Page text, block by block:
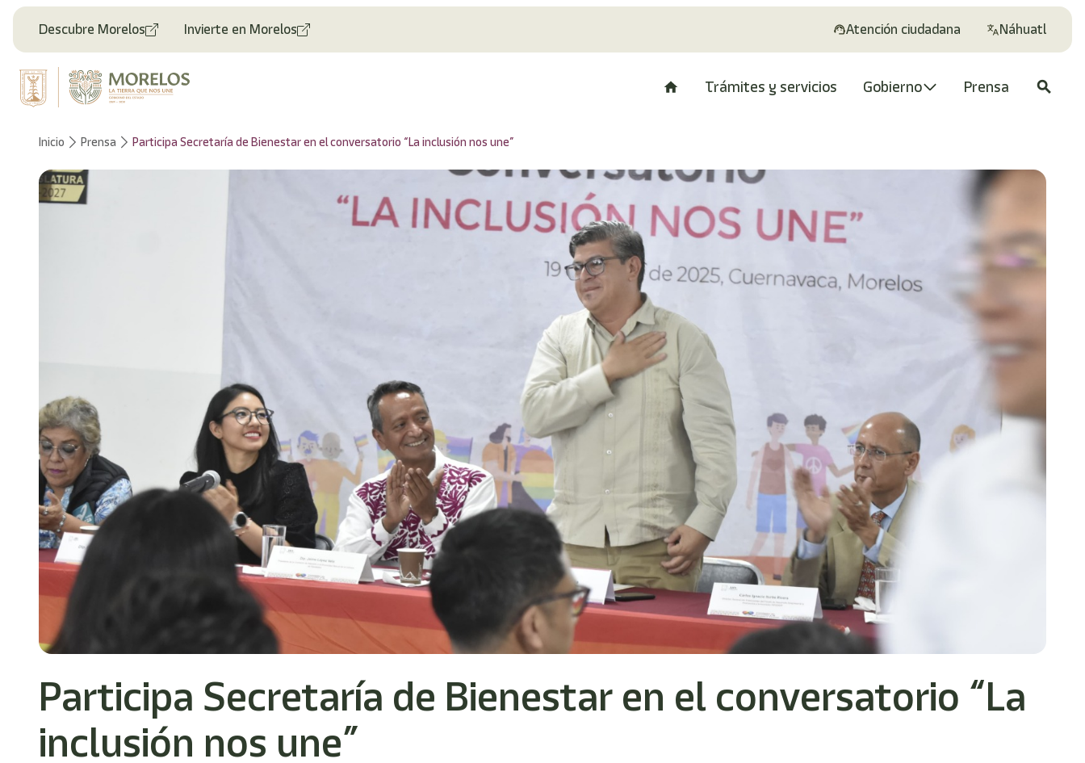
Descubre Morelos Invierte en Morelos Atención ciudadana Náhuatl
Trámites y servicios Gobierno Prensa search
Inicio Prensa Participa Secretaría de Bienestar en el conversatorio “La inclusión nos une”
Participa Secretaría de Bienestar en el conversatorio “La
inclusión nos une”